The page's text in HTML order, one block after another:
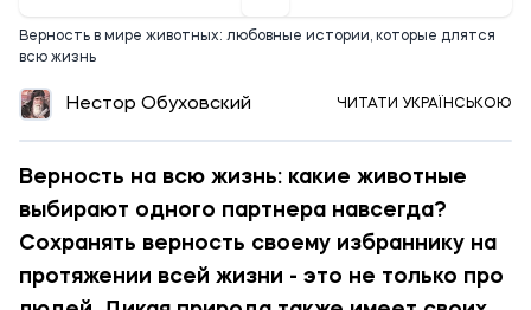
Верность в мире животных: любовные истории, которые длятся
всю жизнь
Нестор Обуховский ЧИТАТИ УКРАЇНСЬКОЮ
Верность на всю жизнь: какие животные
выбирают одного партнера навсегда?
Сохранять верность своему избраннику на
протяжении всей жизни - это не только про